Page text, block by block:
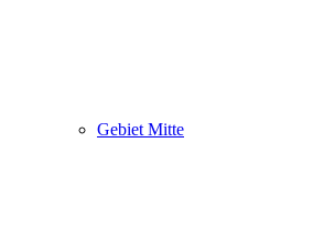
Gebiet Mitte